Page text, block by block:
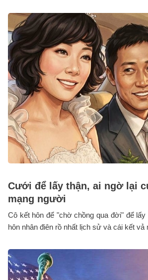
Cưới để lấy thận, ai ngờ lại
mạng người
Cô kết hôn để "chờ chồng qua đời" để
hôn nhân điên rồ nhất lịch sử và cái kết vả